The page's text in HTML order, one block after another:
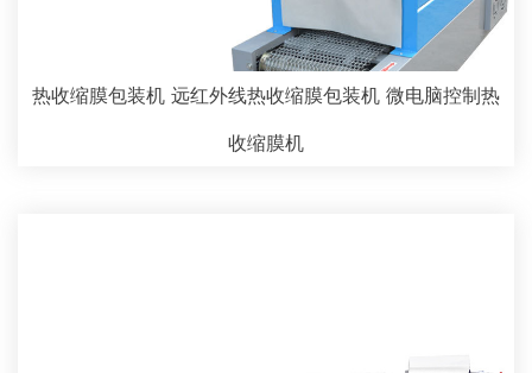
热收缩膜包装机 远红外线热收缩膜包装机 微电脑控制热
收缩膜机